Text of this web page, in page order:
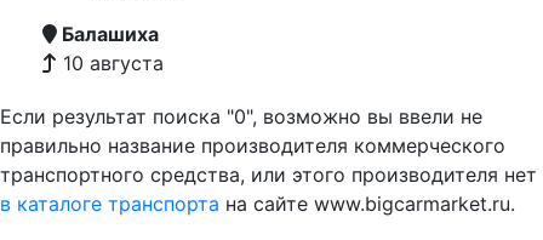
Балашиха
10 августа
Если результат поиска "0", возможно вы ввели не
правильно название производителя коммерческого
транспортного средства, или этого производителя нет
в каталоге транспорта на сайте www.bigcarmarket.ru.